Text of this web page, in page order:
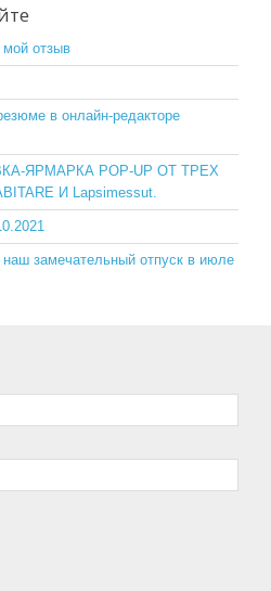
o
kl
a
ss
ni
ki
мой отзыв
в онлайн-редакторе
ЯРМАРКА POP-UP ОТ ТРЕХ
И Lapsimessut.
замечательный отпуск в июле